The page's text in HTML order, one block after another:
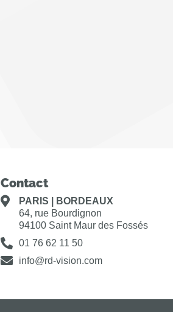
Contact
PARIS | BORDEAUX
64, rue Bourdignon
94100 Saint Maur des Fossés
01 76 62 11 50
info@rd-vision.com